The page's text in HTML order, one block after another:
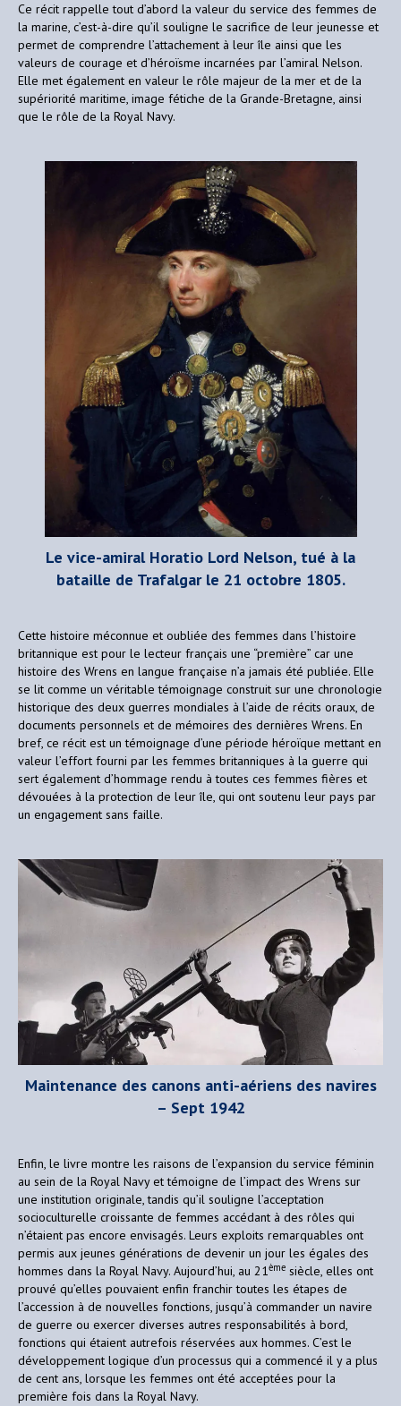
Ce récit rappelle tout d’abord la valeur du service des femmes de
la marine, c’est-à-dire qu’il souligne le sacrifice de leur jeunesse et
permet de comprendre l’attachement à leur île ainsi que les
valeurs de courage et d’héroïsme incarnées par l’amiral Nelson.
Elle met également en valeur le rôle majeur de la mer et de la
supériorité maritime, image fétiche de la Grande-Bretagne, ainsi
que le rôle de la Royal Navy.
Le vice-amiral Horatio Lord Nelson, tué à la
bataille de Trafalgar le 21 octobre 1805.
Cette histoire méconnue et oubliée des femmes dans l’histoire
britannique est pour le lecteur français une “première” car une
histoire des Wrens en langue française n’a jamais été publiée. Elle
se lit comme un véritable témoignage construit sur une chronologie
historique des deux guerres mondiales à l’aide de récits oraux, de
documents personnels et de mémoires des dernières Wrens. En
bref, ce récit est un témoignage d’une période héroïque mettant en
valeur l’effort fourni par les femmes britanniques à la guerre qui
sert également d’hommage rendu à toutes ces femmes fières et
dévouées à la protection de leur île, qui ont soutenu leur pays par
un engagement sans faille.
Maintenance descanons anti-aériens des navires
– Sept 1942
Enfin, le livre montre les raisons de l’expansion du service féminin
au sein de la Royal Navy et témoigne de l’impact des Wrens sur
une institution originale, tandis qu’il souligne l’acceptation
socioculturelle croissante de femmes accédant à des rôles qui
n’étaient pas encore envisagés. Leurs exploits remarquables ont
permis aux jeunes générations de devenir un jour les égales des
hommes dans la Royal Navy. Aujourd’hui, au 21ème siècle, elles ont
prouvé qu’elles pouvaient enfin franchir toutes les étapes de
l’accession à de nouvelles fonctions, jusqu’à commander un navire
de guerre ou exercer diverses autres responsabilités à bord,
fonctions qui étaient autrefois réservées aux hommes. C’est le
développement logique d’un processus qui a commencé il y a plus
de cent ans, lorsque les femmes ont été acceptées pour la
première fois dans la Royal Navy.